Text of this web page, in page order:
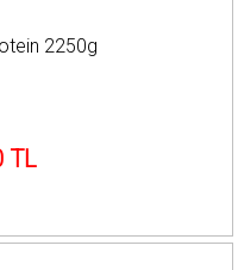
2250g
TL